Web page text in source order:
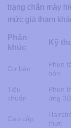
trạng chân mày
mức giá tham
Phân
khúc
Kỹ
Cơ bản
Phun
bản
Tiêu
chuẩn
Phun
ứng 3D
Cao cấp
thực